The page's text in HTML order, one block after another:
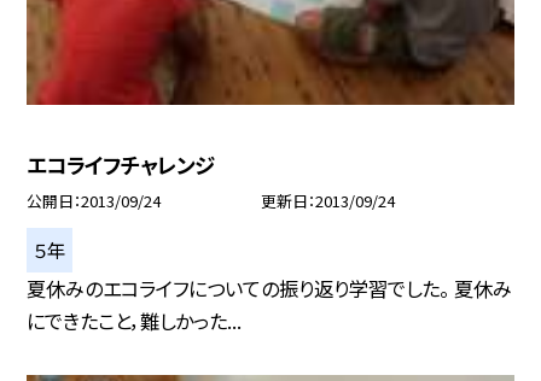
エコライフチャレンジ
公開日 2013/09/24 更新日 2013/09/24
５年
夏休みのエコライフについての振り返り学習でした。 夏休み
にできたこと，難しかった...